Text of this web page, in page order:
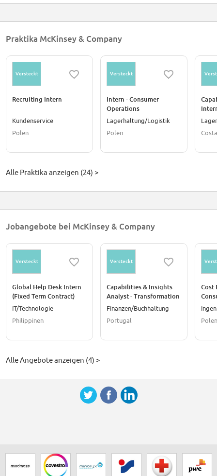
Praktika McKinsey & Company
Versteckt
Recruiting Intern
Kundenservice
Polen
Versteckt
Intern - Consumer
Operations
Benchmarking Analytics
Lagerhaltung/Logistik
Polen
Alle Praktika anzeigen (24) >
Jobangebote bei McKinsey & Company
Versteckt
Global Help Desk Intern
(Fixed Term Contract)
IT/Technologie
Philippinen
Versteckt
Capabilities & Insights
Analyst - Transformation
Operations
Finanzen/Buchhaltung
Portugal
Cost
Polen
Alle Angebote anzeigen (4) >